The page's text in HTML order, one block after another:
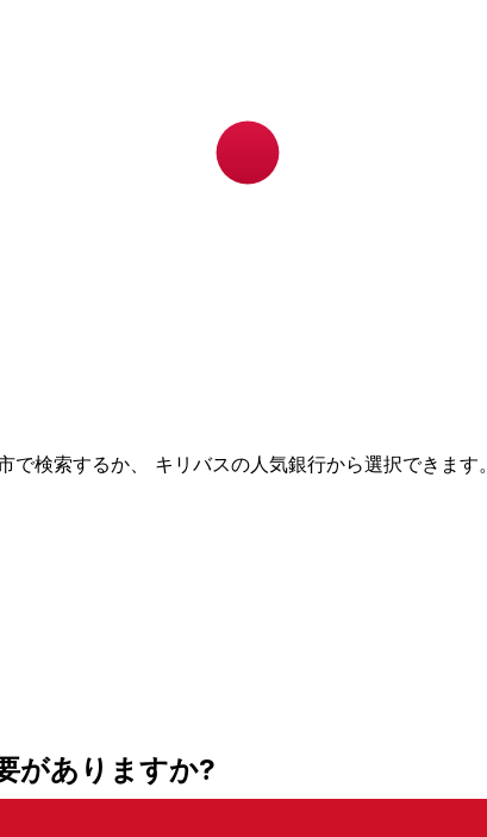
検索するか、 キリバスの人気銀行から選択できます。
がありますか?